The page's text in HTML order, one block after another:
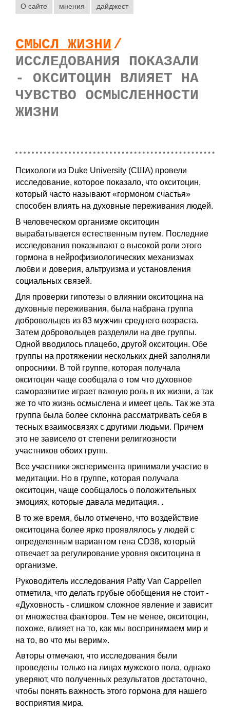
О сайте мнения дайджест
СМЫСЛ ЖИЗНИ /
ИССЛЕДОВАНИЯ ПОКАЗАЛИ
- ОКСИТОЦИН ВЛИЯЕТ НА
ЧУВСТВО ОСМЫСЛЕННОСТИ
ЖИЗНИ
Психологи из Duke University (США) провели
исследование, которое показало, что окситоцин,
который часто называют «гормоном счастья»
способен влиять на духовные переживания людей.
В человеческом организме окситоцин
вырабатывается естественным путем. Последние
исследования показывают о высокой роли этого
гормона в нейрофизиологических механизмах
любви и доверия, альтруизма и установления
социальных связей.
Для проверки гипотезы о влиянии окситоцина на
духовные переживания, была набрана группа
добровольцев из 83 мужчин среднего возраста.
Затем добровольцев разделили на две группы.
Одной вводилось плацебо, другой окситоцин. Обе
группы на протяжении нескольких дней заполняли
опросники. В той группе, которая получала
окситоцин чаще сообщала о том что духовное
саморазвитие играет важную роль в их жизни, а так
же то что жизнь осмыслена и имеет цель. Так же эта
группа была более склонна рассматривать себя в
тесных взаимосвязях с другими людьми. Причем
это не зависело от степени религиозности
участников обоих групп.
Все участники эксперимента принимали участие в
медитации. Но в группе, которая получала
окситоцин, чаще сообщалось о положительных
эмоциях, которые давала медитация. .
В то же время, было отмечено, что воздействие
окситоцина более ярко проявлялось у людей с
определенным вариантом гена CD38, который
отвечает за регулирование уровня окситоцина в
организме.
Руководитель исследования Patty Van Cappellen
отметила, что делать грубые обобщения не стоит -
«Духовность - слишком сложное явление и зависит
от множества факторов. Тем не менее, окситоцин,
похоже, влияет на то, как мы воспринимаем мир и
на то, во что мы верим».
Авторы отмечают, что исследования были
проведены только на лицах мужского пола, однако
уверяют, что полученных результатов достаточно,
чтобы понять важность этого гормона для нашего
восприятия мира.